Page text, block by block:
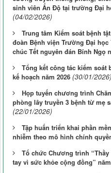
sinh viên Ấn Độ tại trường Đại
(04/02/2026)
Trung tâm Kiểm soát bệnh
đoàn Bệnh viện Trường Đại
chúc Tết nguyên đán Bính Ngọ
Tổng kết công tác kiểm soát
kế hoạch năm 2026 (30/01/2026)
Họp tuyến chương trình
phòng lây truyền 3 bệnh từ mẹ
(22/01/2026)
Tập huấn triển khai phần
nhiễm theo mô hình chính
Tổ chức Chương trình
tay vì sức khỏe cộng đồng”